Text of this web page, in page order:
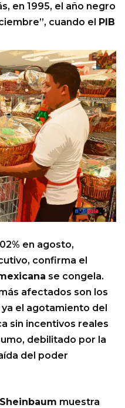
en 1995, el año negro
cuando el
PIB
en agosto,
confirma el
se congela.
afectados son los
el agotamiento del
sin incentivos reales
debilitado por la
del poder
Sheinbaum muestra